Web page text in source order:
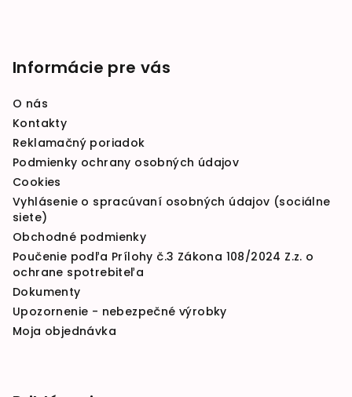
Informácie pre vás
O nás
Kontakty
Reklamačný poriadok
Podmienky ochrany osobných údajov
Cookies
Vyhlásenie o spracúvaní osobných údajov (sociálne
siete)
Obchodné podmienky
Poučenie podľa Prílohy č.3 Zákona 108/2024 Z.z. o
ochrane spotrebiteľa
Dokumenty
Upozornenie - nebezpečné výrobky
Moja objednávka